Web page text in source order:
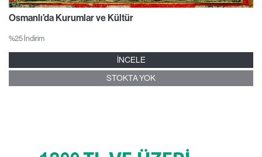
Osmanlı’da Kurumlar ve Kültür
%25 İndirim
İNCELE
STOKTA YOK